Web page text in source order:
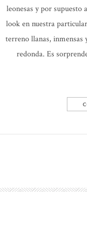
leonesas y por supuesto
look en nuestra
terreno llanas, inmensas
redonda. Es